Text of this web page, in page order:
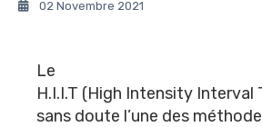
02 Novembre 2021
Le
H.I.I.T (High Intensity Interval
sans doute l’une des